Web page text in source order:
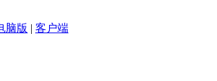
脑版 | 客户端